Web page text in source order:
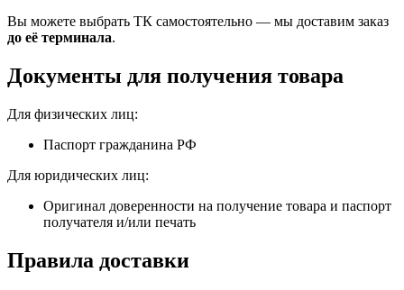
Вы можете выбрать ТК самостоятельно — мы доставим заказ
до её терминала.
Документы для получения товара
Для физических лиц:
Паспорт гражданина РФ
Для юридических лиц:
Оригинал доверенности на получение товара и паспорт
получателя и/или печать
Правила доставки